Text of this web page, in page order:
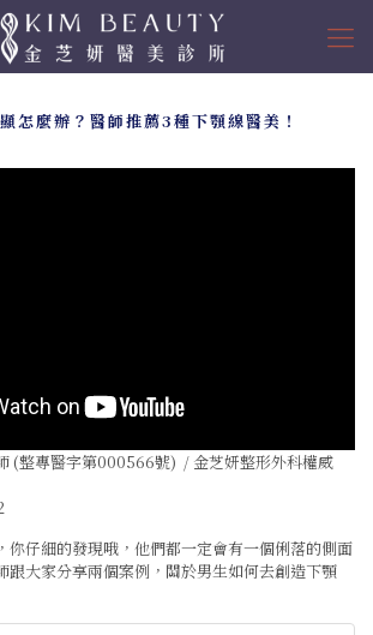
怎麼辦？醫師推薦3種下顎線醫美！
(整專醫字第000566號) / 金芝妍整形外科權威
你仔細的發現哦，他們都一定會有一個俐落的側面
跟大家分享兩個案例，關於男生如何去創造下顎